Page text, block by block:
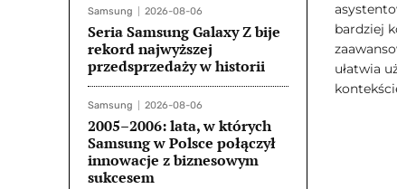
Samsung 2026-08-06
Seria Samsung Galaxy Z bije
rekord najwyższej
przedsprzedaży w historii
Samsung 2026-08-06
2005–2006: lata, w których
Samsung w Polsce połączył
innowacje z biznesowym
sukcesem
bardziej
ułatwia